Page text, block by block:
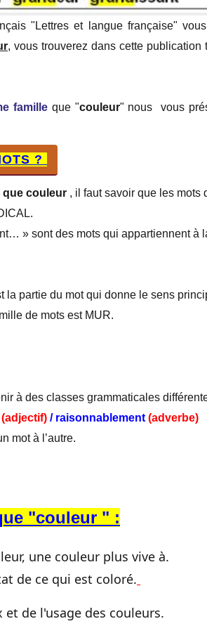
:
"Lettres et langue française"
, vous trouverez dans cette
familleque "couleur" nous vous
?
que couleur , il faut savoir que les mots
» sont des mots qui appartiennent à
la partie du mot qui donne le sens
de mots est MUR.
à des classes grammaticales
(adjectif) / raisonnablement (adverbe)
mot à l’autre.
"couleur " :
une couleur plus vive à.
de ce qui est coloré.
de l'usage des couleurs.